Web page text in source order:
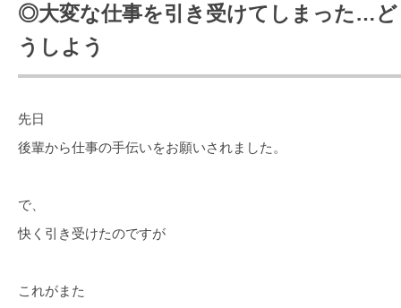
◎大変な仕事を引き受けてしまった…ど
うしよう
先日
後輩から仕事の手伝いをお願いされました。
で、
快く引き受けたのですが
これがまた